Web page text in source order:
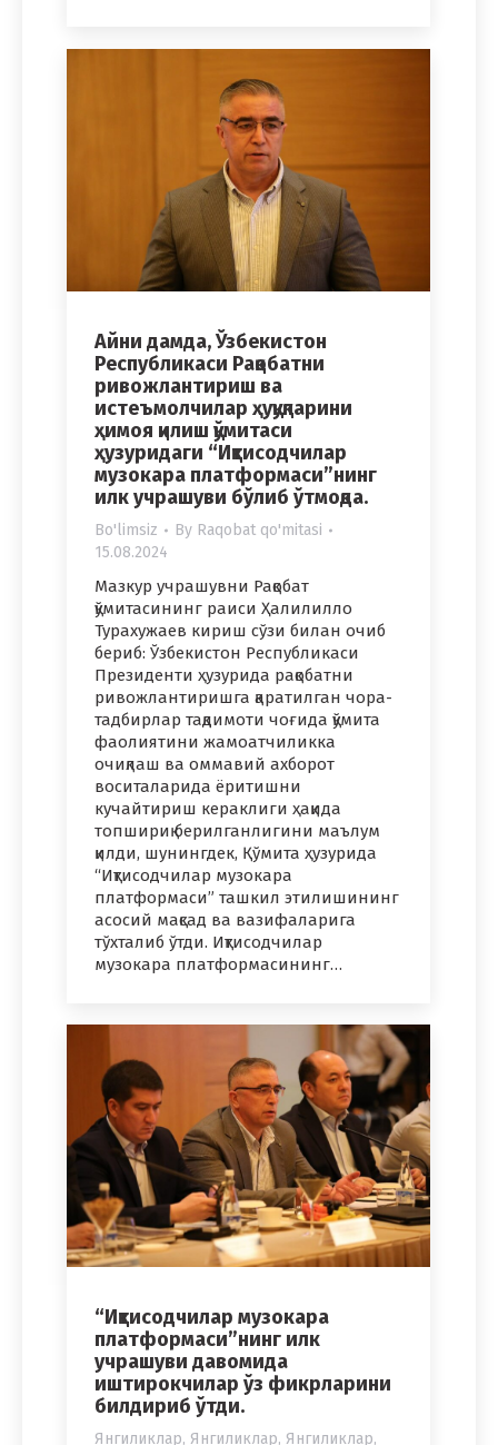
Айни дамда, Ўзбекистон
Республикаси Рақобатни
ривожлантириш ва
истеъмолчилар ҳуқуқларини
ҳимоя қилиш қўмитаси
ҳузуридаги “Иқтисодчилар
музокара платформаси”нинг
илк учрашуви бўлиб ўтмоқда.
Bo'limsiz By Raqobat qo'mitasi
15.08.2024
Мазкур учрашувни Рақобат
қўмитасининг раиси Ҳалилилло
Турахужаев кириш сўзи билан очиб
бериб: Ўзбекистон Республикаси
Президенти ҳузурида рақобатни
ривожлантиришга қаратилган чора-
тадбирлар тақдимоти чоғида қўмита
фаолиятини жамоатчиликка
очиқлаш ва оммавий ахборот
воситаларида ёритишни
кучайтириш кераклиги ҳақида
топшириқ берилганлигини маълум
қилди, шунингдек, Қўмита ҳузурида
“Иқтисодчилар музокара
платформаси” ташкил этилишининг
асосий мақсад ва вазифаларига
тўхталиб ўтди. Иқтисодчилар
музокара платформасининг…
“Иқтисодчилар музокара
платформаси”нинг илк
учрашуви давомида
иштирокчилар ўз фикрларини
билдириб ўтди.
Янгиликлар, Янгиликлар, Янгиликлар,